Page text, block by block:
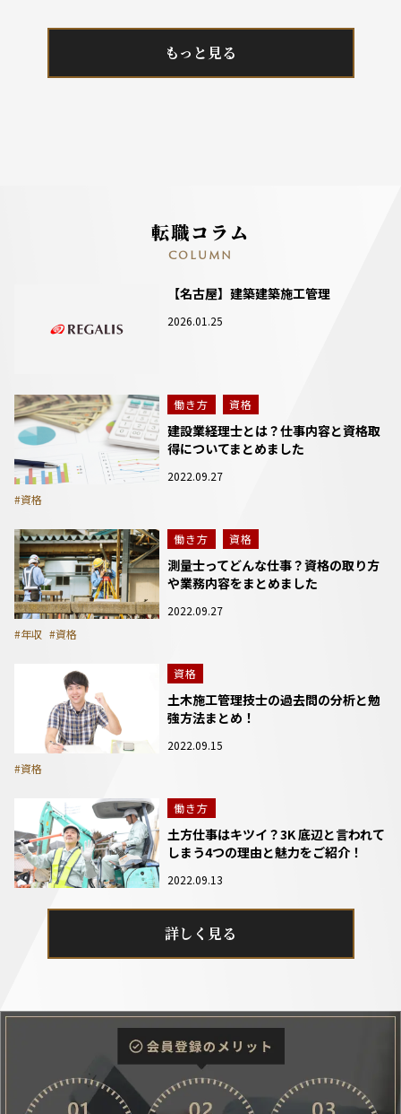
もっと見る
転職コラム
COLUMN
【名古屋】建築建築施工管理
2026.01.25
働き方 資格
建設業経理士とは？仕事内容と資格取
得についてまとめました
2022.09.27
#資格
働き方 資格
測量士ってどんな仕事？資格の取り方
や業務内容をまとめました
2022.09.27
#年収 #資格
資格
土木施工管理技士の過去問の分析と勉
強方法まとめ！
2022.09.15
#資格
働き方
土方仕事はキツイ？3K 底辺と言われて
しまう4つの理由と魅力をご紹介！
2022.09.13
詳しく見る